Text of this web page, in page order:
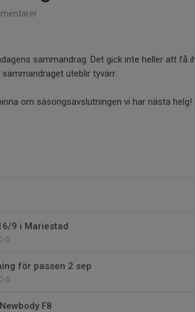
sammandrag. Det gick inte heller att få
uteblir tyvärr.
om säsongsavslutningen vi har nästa helg!
9 i Mariestad
0
för passen 2 sep
0
F8